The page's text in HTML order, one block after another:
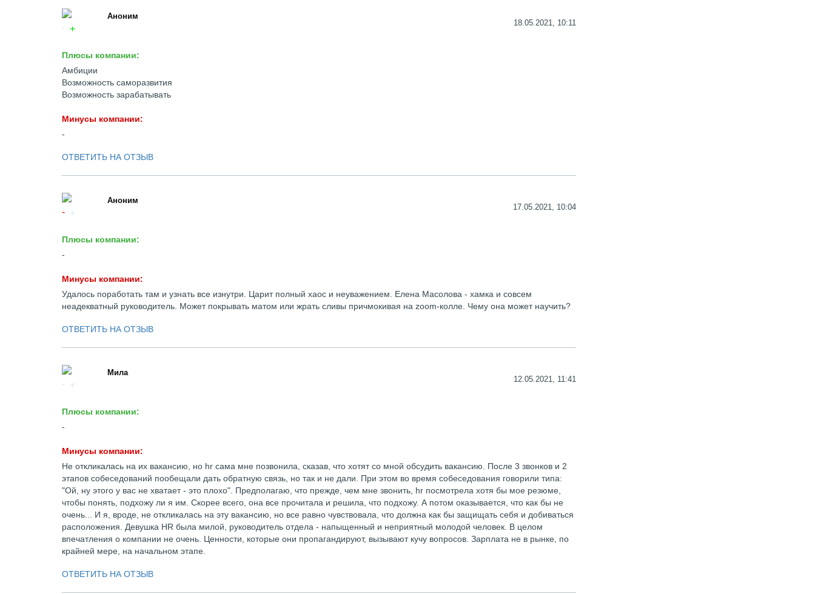
Аноним
18.05.2021, 10:11
Плюсы компании:
Амбиции
Возможность саморазвития
Возможность зарабатывать
Минусы компании:
-
ОТВЕТИТЬ НА ОТЗЫВ
Аноним
17.05.2021, 10:04
Плюсы компании:
-
Минусы компании:
Удалось поработать там и узнать все изнутри. Царит полный хаос и неуважением. Елена Масолова - хамка и совсем
неадекватный руководитель. Может покрывать матом или жрать сливы причмокивая на zoom-колле. Чему она может научить?
ОТВЕТИТЬ НА ОТЗЫВ
Мила
12.05.2021, 11:41
Плюсы компании:
-
Минусы компании:
Не откликалась на их вакансию, но hr сама мне позвонила, сказав, что хотят со мной обсудить вакансию. После 3 звонков и 2
этапов собеседований пообещали дать обратную связь, но так и не дали. При этом во время собеседования говорили типа:
"Ой, ну этого у вас не хватает - это плохо". Предполагаю, что прежде, чем мне звонить, hr посмотрела хотя бы мое резюме,
чтобы понять, подхожу ли я им. Скорее всего, она все прочитала и решила, что подхожу. А потом оказывается, что как бы не
очень... И я, вроде, не откликалась на эту вакансию, но все равно чувствовала, что должна как бы защищать себя и добиваться
расположения. Девушка HR была милой, руководитель отдела - напыщенный и неприятный молодой человек. В целом
впечатления о компании не очень. Ценности, которые они пропагандируют, вызывают кучу вопросов. Зарплата не в рынке, по
крайней мере, на начальном этапе.
ОТВЕТИТЬ НА ОТЗЫВ